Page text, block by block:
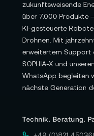
HDMI Display
für ein Display
8K bei 60 Hz
Unterstützung
(VRR), HDR und
Weitere
1x Apple Mac
zukunftsweisende
über 7.000 Produkte
KI-gesteuerte
Drohnen. Mit
erweitertem Support
SOPHIA-X und
WhatsApp begleiten
nächste Generation
Technik. Beratung.